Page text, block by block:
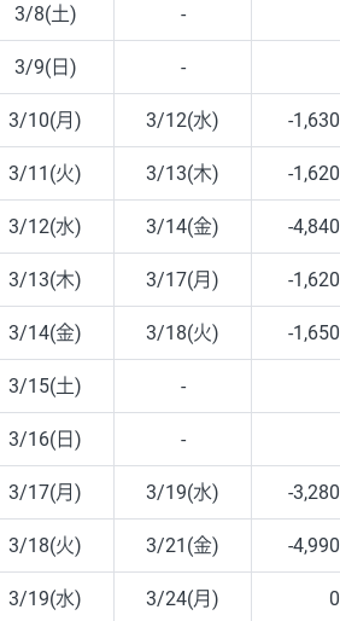
3/8(土) -
3/9(日) -
3/10(月) 3/12(水) -1,630
3/11(火) 3/13(木) -1,620
3/12(水) 3/14(金) -4,840
3/13(木) 3/17(月) -1,620
3/14(金) 3/18(火) -1,650
3/15(土) -
3/16(日) -
3/17(月) 3/19(水) -3,280
3/18(火) 3/21(金) -4,990
3/19(水) 3/24(月) 0